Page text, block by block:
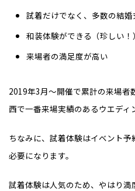
試着だけでなく、多数の結
和装体験ができる（珍しい！）
来場者の満足度が高い
2019年3月～開催で累計の来場者
西で一番来場実績のあるウエディ
ちなみに、試着体験はイベント
必要になります。
試着体験は人気のため、やはり